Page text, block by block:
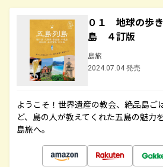
０１ 地球の歩
島 ４訂版
島旅
2024.07.04 発売
ようこそ！世界遺産の教会、絶品島ご
ど、島の人が教えてくれた五島の魅力
島旅へ。